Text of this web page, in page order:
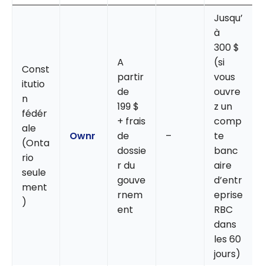
Const
itutio
n
fédér
ale
(Onta
rio
seule
ment
)
Ownr
A
partir
de
199 $
+ frais
de
dossie
r du
gouve
rnem
ent
–
Jusqu’
à
300 $
(si
vous
ouvre
z un
comp
te
banc
aire
d’entr
eprise
RBC
dans
les 60
jours)